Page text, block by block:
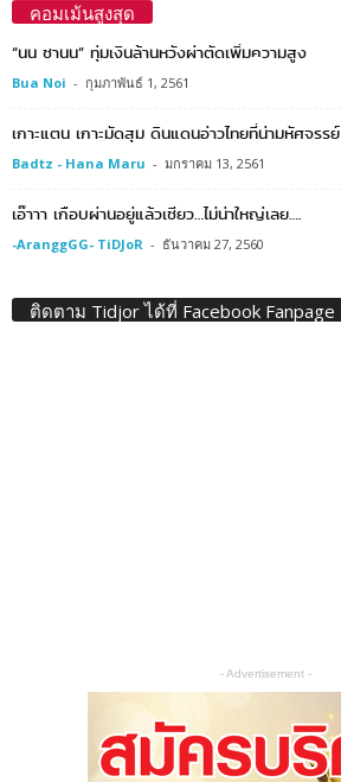
คอมเม้นสูงสุด
“นน ชานน” ทุ่มเงินล้านหวังผ่าตัดเพิ่มความสูง
Bua Noi - กุมภาพันธ์ 1, 2561
เกาะแตน เกาะมัดสุม ดินแดนอ่าวไทยที่น่ามหัศจรรย์
Badtz - Hana Maru - มกราคม 13, 2561
เอ๊าาา เกือบผ่านอยู่แล้วเชียว…ไม่น่าใหญ่เลย….
-AranggGG- TiDJoR - ธันวาคม 27, 2560
ติดตาม Tidjor ได้ที่ Facebook Fanpage
- Advertisement -